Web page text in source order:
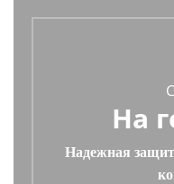
На
Надежная